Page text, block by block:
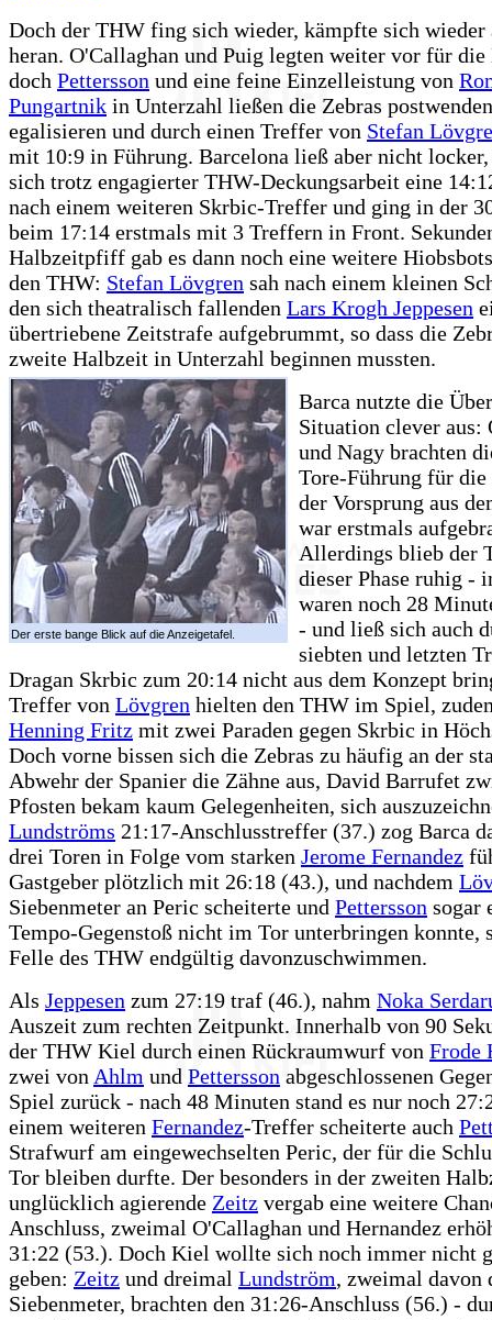
Doch der THW fing sich wieder, kämpfte sich wieder
heran. O'Callaghan und Puig legten weiter vor für die
doch Pettersson und eine feine Einzelleistung von
Pungartnik in Unterzahl ließen die Zebras
egalisieren und durch einen Treffer von Stefan
mit 10:9 in Führung. Barcelona ließ aber nicht
sich trotz engagierter THW-Deckungsarbeit eine
nach einem weiteren Skrbic-Treffer und ging in der
beim 17:14 erstmals mit 3 Treffern in Front.
Halbzeitpfiff gab es dann noch eine weitere
den THW: Stefan Lövgren sah nach einem kleinen
den sich theatralisch fallenden Lars Krogh Jeppesen
übertriebene Zeitstrafe aufgebrummt, so dass die
zweite Halbzeit in Unterzahl beginnen mussten.
Der erste bange Blick auf die Anzeigetafel.
Barca nutzte die
Situation clever aus:
und Nagy brachten
Tore-Führung für die
der Vorsprung aus
war erstmals
Allerdings blieb der
dieser Phase ruhig -
waren noch 28
- und ließ sich auch
siebten und letzten
Dragan Skrbic zum 20:14 nicht aus dem Konzept
Treffer von Lövgren hielten den THW im Spiel,
Henning Fritz mit zwei Paraden gegen Skrbic in
Doch vorne bissen sich die Zebras zu häufig an der
Abwehr der Spanier die Zähne aus, David Barrufet
Pfosten bekam kaum Gelegenheiten, sich
Lundströms 21:17-Anschlusstreffer (37.) zog Barca
drei Toren in Folge vom starken Jerome Fernandez
Gastgeber plötzlich mit 26:18 (43.), und nachdem
Siebenmeter an Peric scheiterte und Pettersson sogar
Tempo-Gegenstoß nicht im Tor unterbringen konnte,
Felle des THW endgültig davonzuschwimmen.
Als Jeppesen zum 27:19 traf (46.), nahm Noka
Auszeit zum rechten Zeitpunkt. Innerhalb von 90
der THW Kiel durch einen Rückraumwurf von Frode
zwei von Ahlm und Pettersson abgeschlossenen
Spiel zurück - nach 48 Minuten stand es nur noch
einem weiteren Fernandez-Treffer scheiterte auch
Strafwurf am eingewechselten Peric, der für die
Tor bleiben durfte. Der besonders in der zweiten
unglücklich agierende Zeitz vergab eine weitere
Anschluss, zweimal O'Callaghan und Hernandez
31:22 (53.). Doch Kiel wollte sich noch immer nicht
geben: Zeitz und dreimal Lundström, zweimal davon
Siebenmeter, brachten den 31:26-Anschluss (56.) -